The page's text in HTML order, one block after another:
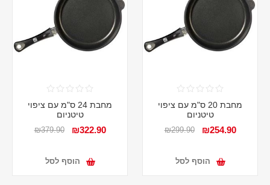
מחבת 20 ס"מ עם ציפוי
טיטניום
₪254.90
₪299.90
הוסף לסל
מחבת 24 ס"מ עם ציפוי
טיטניום
₪322.90
₪379.90
הוסף לסל